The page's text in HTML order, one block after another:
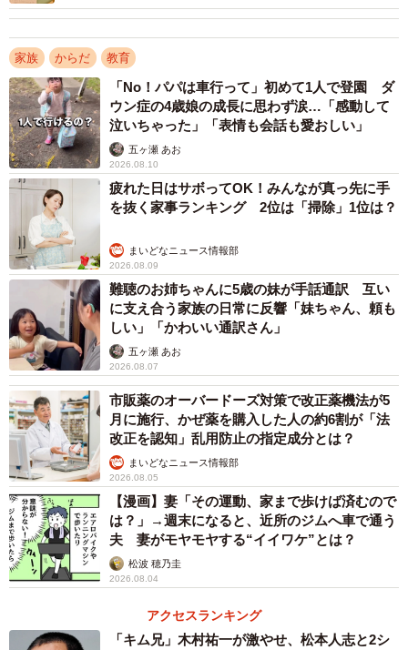
家族 からだ 教育
「No！パパは車行って」初めて1人で登園 ダ
ウン症の4歳娘の成長に思わず涙…「感動して
泣いちゃった」「表情も会話も愛おしい」
五ヶ瀬 あお
2026.08.10
疲れた日はサボってOK！みんなが真っ先に手
を抜く家事ランキング 2位は「掃除」1位は？
まいどなニュース情報部
2026.08.09
難聴のお姉ちゃんに5歳の妹が手話通訳 互い
に支え合う家族の日常に反響「妹ちゃん、頼も
しい」「かわいい通訳さん」
五ヶ瀬 あお
2026.08.07
市販薬のオーバードーズ対策で改正薬機法が5
月に施行、かぜ薬を購入した人の約6割が「法
改正を認知」乱用防止の指定成分とは？
まいどなニュース情報部
2026.08.05
【漫画】妻「その運動、家まで歩けば済むので
は？」→週末になると、近所のジムへ車で通う
夫 妻がモヤモヤする“イイワケ”とは？
松波 穂乃圭
2026.08.04
アクセスランキング
「キム兄」木村祐一が激やせ、松本人志と2シ